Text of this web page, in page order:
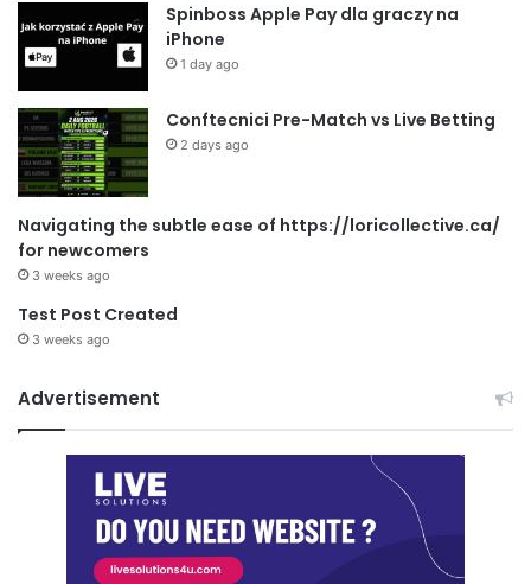
Spinboss Apple Pay dla graczy na
iPhone
1 day ago
Conftecnici Pre-Match vs Live Betting
2 days ago
Navigating the subtle ease of https://loricollective.ca/
for newcomers
3 weeks ago
Test Post Created
3 weeks ago
Advertisement